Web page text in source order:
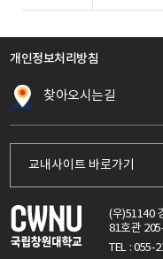
개인정보처리방침
찾아오시는길
교내사이트 바로가기
(우)51140
81호관
TEL : 055-